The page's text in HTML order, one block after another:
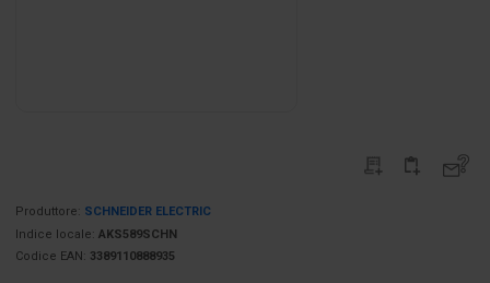
Produttore: SCHNEIDER ELECTRIC
Indice locale: AKS589SCHN
Codice EAN: 3389110888935